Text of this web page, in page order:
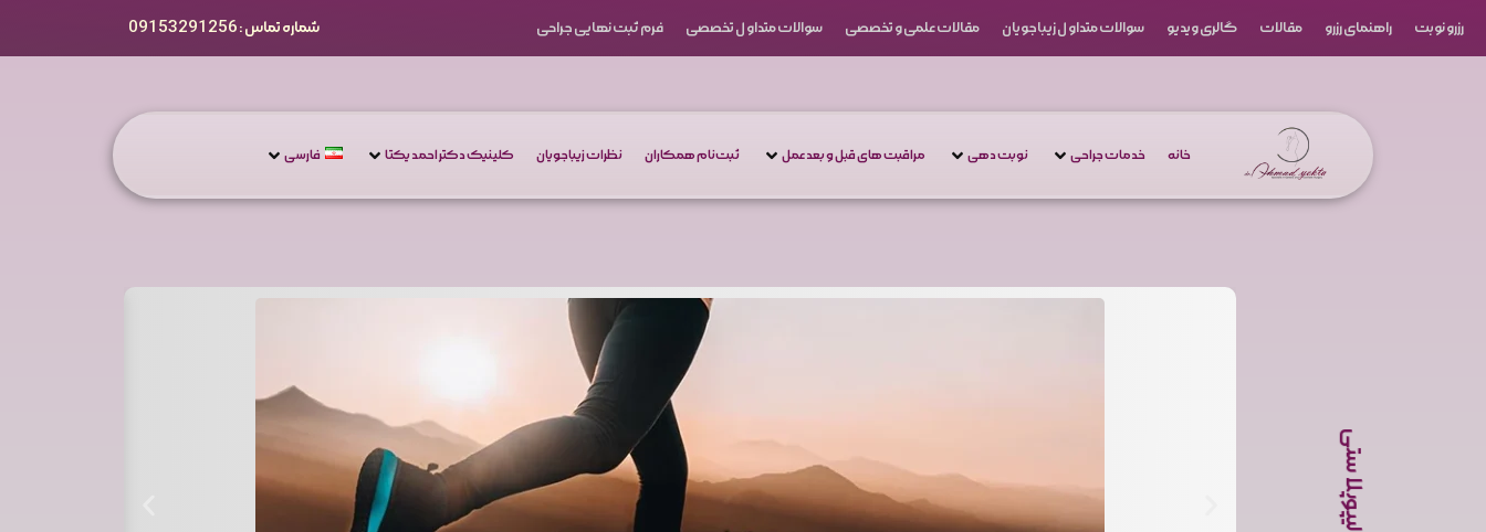
رزرو نوبت راهنمای رزرو مقالات گالری ویدیو سوالات متداول زیباجویان مقالات علمی و تخصصی سوالات متداول تخصصی فرم ثبت نهایی جراحی شماره تماس : 09153291256
خانه خدمات جراحی نوبت دهی مراقبت های قبل و بعد عمل ثبت‌نام همکاران نظرات زیباجویان کلینیک دکتر احمد یکتا فارسی
لیپوپلاستی